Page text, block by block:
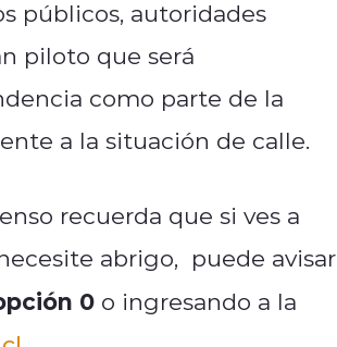
públicos, autoridades
piloto que será
como parte de la
a la situación de calle.
recuerda que si ves a
abrigo, puede avisar
0 o ingresando a la